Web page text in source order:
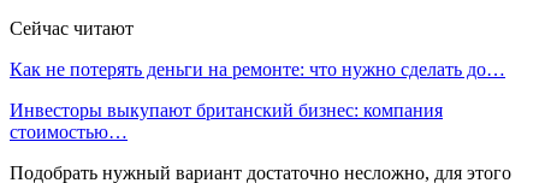
Сейчас читают
Как не потерять деньги на ремонте: что нужно сделать до…
Инвесторы выкупают британский бизнес: компания
стоимостью…
Подобрать нужный вариант достаточно несложно, для этого